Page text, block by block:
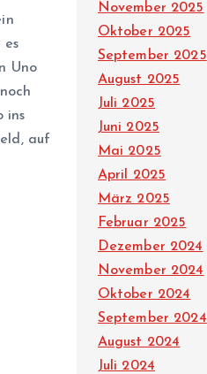
Uno
ins
auf
November 2025
Oktober 2025
September 2025
August 2025
Juli 2025
Juni 2025
Mai 2025
April 2025
März 2025
Februar 2025
Dezember 2024
November 2024
Oktober 2024
September 2024
August 2024
Juli 2024